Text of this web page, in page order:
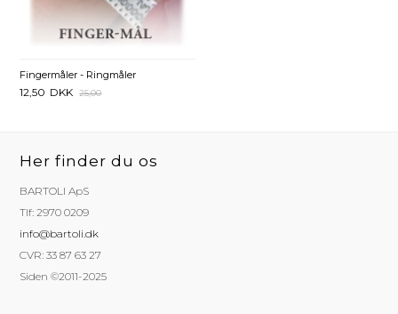
Fingermåler - Ringmåler
12,50 DKK 25,00
Her finder du os
BARTOLI ApS
Tlf: 2970 0209
info@bartoli.dk
CVR: 33 87 63 27
Siden ©2011-2025